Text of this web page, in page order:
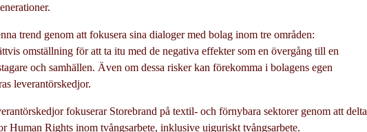
trend genom att fokusera sina dialoger med bolag inom tre områden:
omställning för att ta itu med de negativa effekter som en övergång till en
och samhällen. Även om dessa risker kan förekomma i bolagens egen
leverantörskedjor.
fokuserar Storebrand på textil- och förnybara sektorer genom att delta
Human Rights inom tvångsarbete, inklusive uiguriskt tvångsarbete.